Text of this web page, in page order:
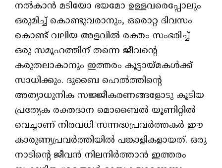
നൽകാൻ മടിയോ ഭയമോ ഉള്ളവരെപ്പോലും
ഒരുമിച്ച് കൊണ്ടുവരാനും, ഒരൊറ്റ ദിവസം
കൊണ്ട് വലിയ അളവിൽ രക്തം സംഭരിച്ച്
ഒരു സമൂഹത്തിന് തന്നെ ജീവന്റെ
കരുതലാകാനും ഇത്തരം കൂട്ടായ്മകൾക്ക്
സാധിക്കും. ദുബൈ ഹെൽത്തിന്റെ
അത്യാധുനിക സജ്ജീകരണങ്ങളോടു കൂടിയ
പ്രത്യേക രക്തദാന മൊബൈൽ യൂണിറ്റിൽ
വെച്ചാണ് നിരവധി സന്നദ്ധപ്രവർത്തകർ ഈ
കാരുണ്യപ്രവർത്തിയിൽ പങ്കാളികളായത്. ഒരു
നാടിന്റെ ജീവൻ നിലനിർത്താൻ ഇത്തരം